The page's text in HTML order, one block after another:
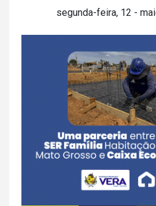
segunda-feira, 12 -